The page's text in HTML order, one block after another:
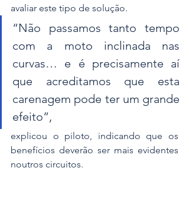
avaliar este tipo de solução.
“Não passamos tanto tempo
com a moto inclinada nas
curvas… e é precisamente aí
que acreditamos que esta
carenagem pode ter um grande
efeito”,
explicou o piloto, indicando que os
benefícios deverão ser mais evidentes
noutros circuitos.